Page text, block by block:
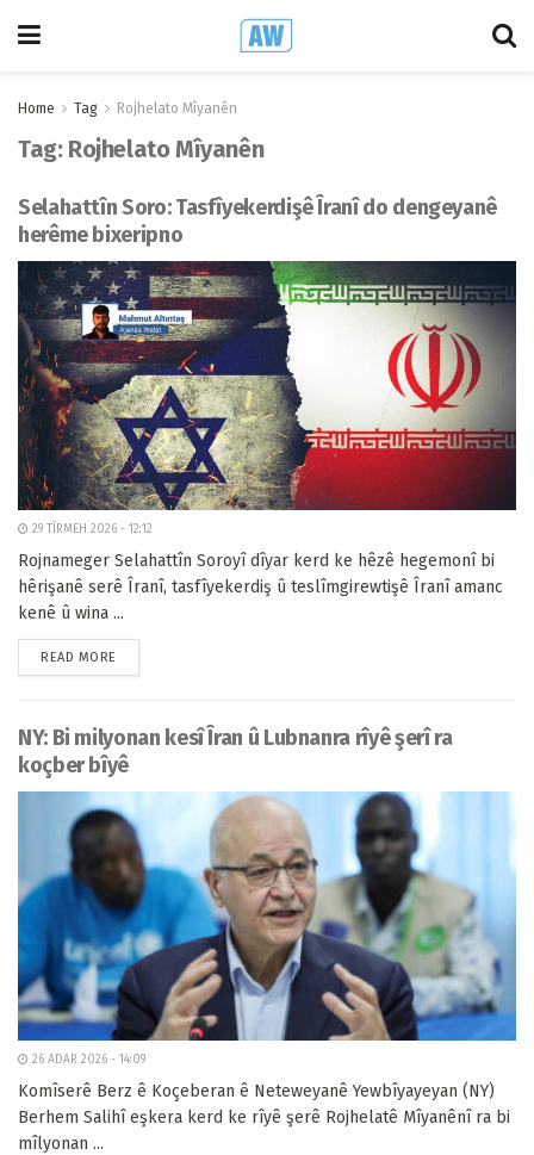
Home Tag Rojhelato Mîyanên
Tag: Rojhelato Mîyanên
Selahattîn Soro: Tasfîyekerdişê Îranî do dengeyanê
herême bixeripno
29 TÎRMEH 2026 - 12:12
Rojnameger Selahattîn Soroyî dîyar kerd ke hêzê hegemonî bi
hêrişanê serê Îranî, tasfîyekerdiş û teslîmgirewtişê Îranî amanc
kenê û wina ...
READ MORE
NY: Bi milyonan kesî Îran û Lubnanra rîyê şerî ra
koçber bîyê
26 ADAR 2026 - 14:09
Komîserê Berz ê Koçeberan ê Neteweyanê Yewbîyayeyan (NY)
Berhem Salihî eşkera kerd ke rîyê şerê Rojhelatê Mîyanênî ra bi
mîlyonan ...